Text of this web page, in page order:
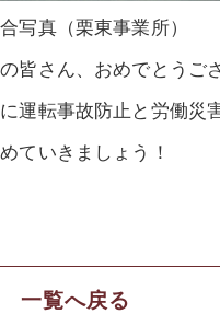
写真（栗東事業所）
皆さん、おめでとうご
運転事故防止と労働災
ていきましょう！
一覧へ戻る